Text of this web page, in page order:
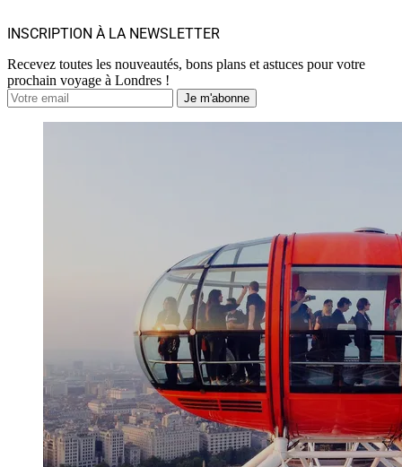
INSCRIPTION À LA NEWSLETTER
Recevez toutes les nouveautés, bons plans et astuces pour votre
prochain voyage à Londres !
Je m'abonne